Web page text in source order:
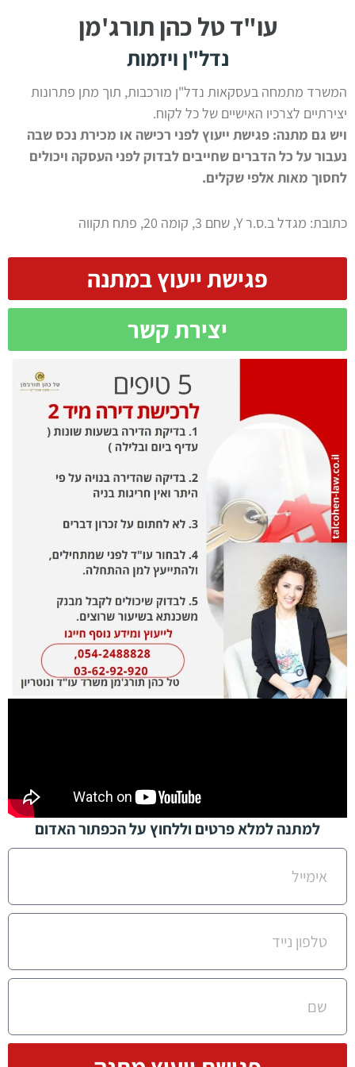
עו"ד טל כהן תורג'מן
נדל"ן ויזמות
המשרד מתמחה בעסקאות נדל"ן מורכבות, תוך מתן פתרונות
יצירתיים לצרכיו האישיים של כל לקוח.
ויש גם מתנה: פגישת ייעוץ לפני רכישה או מכירת נכס שבה
נעבור על כל הדברים שחייבים לבדוק לפני העסקה ויכולים
לחסוך מאות אלפי שקלים.
כתובת: מגדל ב.ס.ר Y, שחם 3, קומה 20, פתח תקווה
פגישת ייעוץ במתנה
יצירת קשר
למתנה למלא פרטים וללחוץ על הכפתור האדום